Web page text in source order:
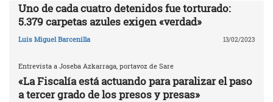
Uno de cada cuatro detenidos fue torturado:
5.379 carpetas azules exigen «verdad»
Luis Miguel Barcenilla 13/02/2023
Entrevista a Joseba Azkarraga, portavoz de Sare
«La Fiscalía está actuando para paralizar el paso
a tercer grado de los presos y presas»